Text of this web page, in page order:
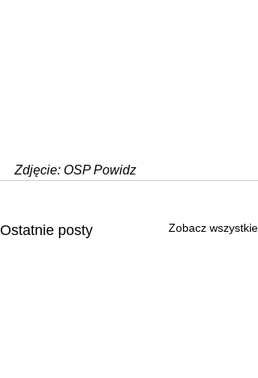
Zdjęcie: OSP Powidz
Ostatnie posty Zobacz wszystkie